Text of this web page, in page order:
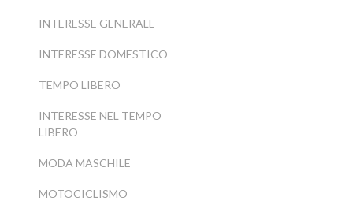
INTERESSE GENERALE
INTERESSE DOMESTICO
TEMPO LIBERO
INTERESSE NEL TEMPO
LIBERO
MODA MASCHILE
MOTOCICLISMO